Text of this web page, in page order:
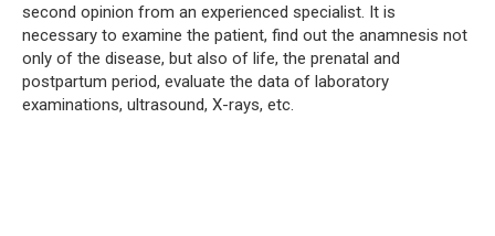
second opinion from an experienced specialist. It is
necessary to examine the patient, find out the anamnesis not
only of the disease, but also of life, the prenatal and
postpartum period, evaluate the data of laboratory
examinations, ultrasound, X-rays, etc.